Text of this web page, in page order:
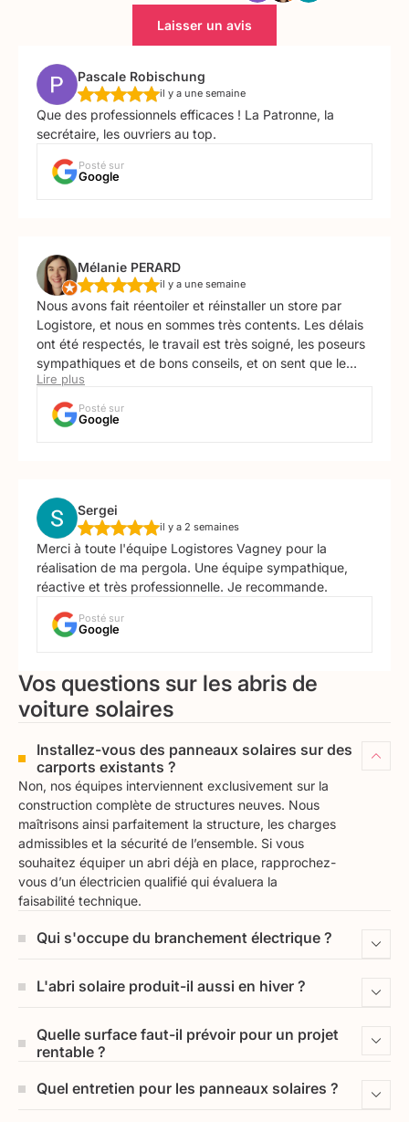
Laisser un avis
Pascale Robischung
il y a une semaine
Que des professionnels efficaces ! La Patronne, la
secrétaire, les ouvriers au top.
Posté sur
Google
Mélanie PERARD
il y a une semaine
Nous avons fait réentoiler et réinstaller un store par
Logistore, et nous en sommes très contents. Les délais
ont été respectés, le travail est très soigné, les poseurs
sympathiques et de bons conseils, et on sent que le
SAV sera au rendez-vous en cas de souci. Merci 🙂
Lire plus
Posté sur
Google
Sergei
il y a 2 semaines
Merci à toute l'équipe Logistores Vagney pour la
réalisation de ma pergola. Une équipe sympathique,
réactive et très professionnelle. Je recommande.
Posté sur
Google
Vos questions sur les abris de
voiture solaires
Installez-vous des panneaux solaires sur des
carports existants ?
Non, nos équipes interviennent exclusivement sur la
construction complète de structures neuves. Nous
maîtrisons ainsi parfaitement la structure, les charges
admissibles et la sécurité de l’ensemble. Si vous
souhaitez équiper un abri déjà en place, rapprochez-
vous d’un électricien qualifié qui évaluera la
faisabilité technique.
Qui s'occupe du branchement électrique ?
selon la puissance installée :
nos techniciens réalisent le
branchement en direct (système Plug & Play)
QualiPV. Nous collaborons avec des
L'abri solaire produit-il aussi en hiver ?
RemiremontàGérardmer et dans toutes les
Vosges.La production baisse naturellement entre
toujours la lumière, même diffuse. Par temps couvert,
Quelle surface faut-il prévoir pour un projet
rentable ?
pertinente dépend de :
Quel entretien pour les panneaux solaires ?